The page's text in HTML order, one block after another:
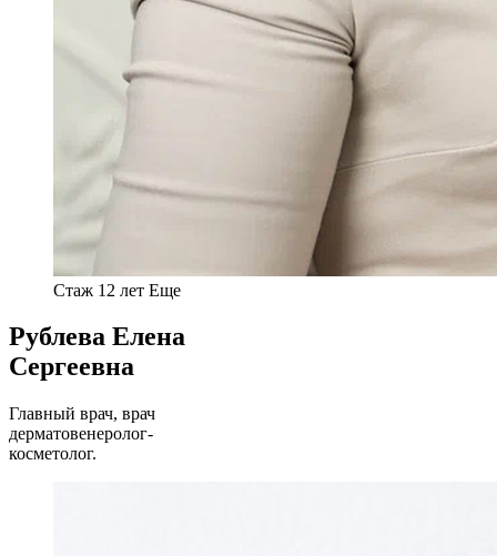
Стаж 12 лет Еще
Рублева Елена
Сергеевна
Главный врач, врач
дерматовенеролог-
косметолог.